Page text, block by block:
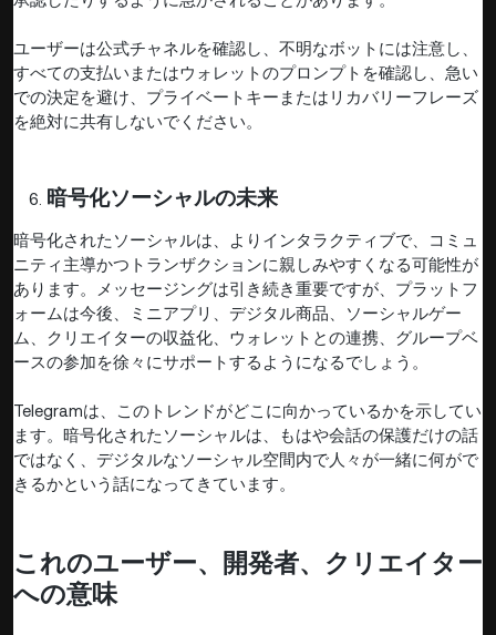
ユーザーは公式チャネルを確認し、不明なボットには注意し、
すべての支払いまたはウォレットのプロンプトを確認し、急い
での決定を避け、プライベートキーまたはリカバリーフレーズ
を絶対に共有しないでください。
暗号化ソーシャルの未来
暗号化されたソーシャルは、よりインタラクティブで、コミュ
ニティ主導かつトランザクションに親しみやすくなる可能性が
あります。メッセージングは引き続き重要ですが、プラットフ
ォームは今後、ミニアプリ、デジタル商品、ソーシャルゲー
ム、クリエイターの収益化、ウォレットとの連携、グループベ
ースの参加を徐々にサポートするようになるでしょう。
Telegramは、このトレンドがどこに向かっているかを示してい
ます。暗号化されたソーシャルは、もはや会話の保護だけの話
ではなく、デジタルなソーシャル空間内で人々が一緒に何がで
きるかという話になってきています。
これのユーザー、開発者、クリエイター
への意味